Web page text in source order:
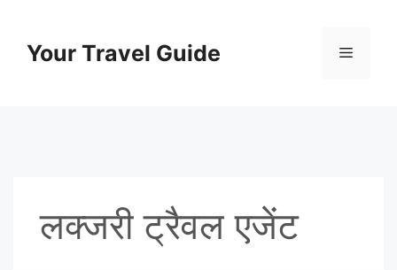
contentYour Travel Guide Menu
लक्जरी ट्रैवल एजेंट